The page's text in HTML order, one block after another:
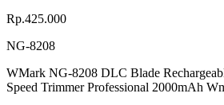
Rp.425.000
NG-8208
WMark NG-8208 DLC Blade
Speed Trimmer Professional 2000mAh